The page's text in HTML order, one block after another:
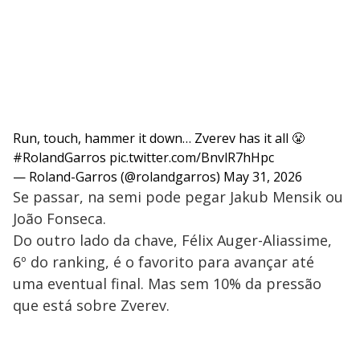
Run, touch, hammer it down… Zverev has it all 😤
#RolandGarros pic.twitter.com/BnvlR7hHpc
— Roland-Garros (@rolandgarros) May 31, 2026
Se passar, na semi pode pegar Jakub Mensik ou
João Fonseca.
Do outro lado da chave, Félix Auger-Aliassime,
6º do ranking, é o favorito para avançar até
uma eventual final. Mas sem 10% da pressão
que está sobre Zverev.